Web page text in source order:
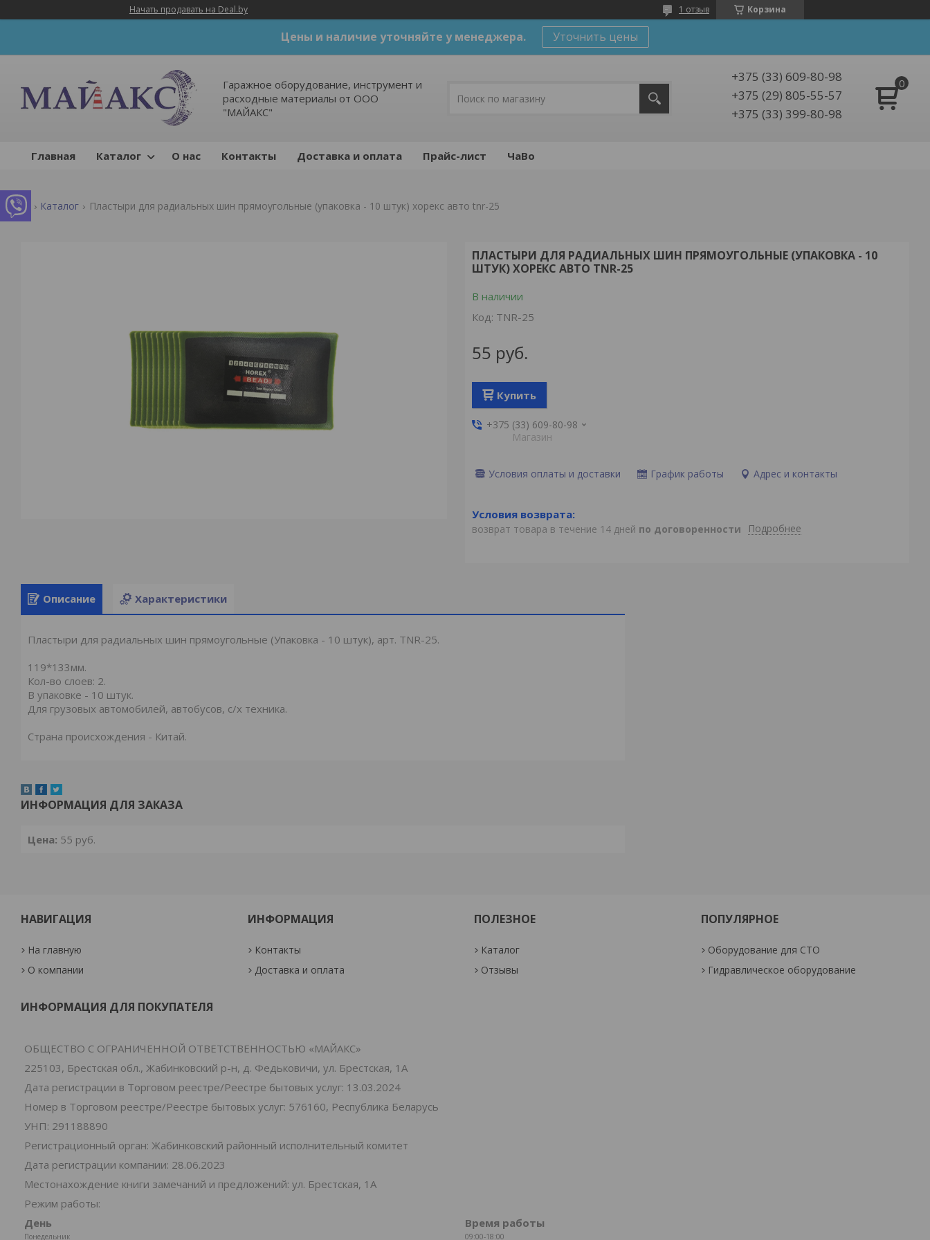
Начать продавать на Deal.by Корзина
1 отзыв
Цены и наличие уточняйте у менеджера. Уточнить цены
Гаражное оборудование, инструмент и
расходные материалы от ООО
"МАЙАКС"
+375 (33) 609-80-98
+375 (29) 805-55-57
+375 (33) 399-80-98
Главная Каталог О нас Контакты Доставка и оплата Прайс-лист ЧаВо
Каталог Пластыри для радиальных шин прямоугольные (упаковка - 10 штук) хорекс авто tnr-25
ПЛАСТЫРИ ДЛЯ РАДИАЛЬНЫХ ШИН ПРЯМОУГОЛЬНЫЕ (УПАКОВКА - 10
ШТУК) ХОРЕКС АВТО TNR-25
В наличии
Код: TNR-25
55 руб.
Купить
+375 (33) 609-80-98
Магазин
Условия оплаты и доставки График работы Адрес и контакты
возврат товара в течение 14 дней по договоренности Подробнее
Описание Характеристики
Пластыри для радиальных шин прямоугольные (Упаковка - 10 штук), арт. TNR-25.
119*133мм.
Кол-во слоев: 2.
В упаковке - 10 штук.
Для грузовых автомобилей, автобусов, с/x техника.
Страна происхождения - Китай.
ИНФОРМАЦИЯ ДЛЯ ЗАКАЗА
Цена: 55 руб.
НАВИГАЦИЯ
На главную
О компании
ИНФОРМАЦИЯ
Контакты
Доставка и оплата
ПОЛЕЗНОЕ
Каталог
Отзывы
ПОПУЛЯРНОЕ
Оборудование для СТО
Гидравлическое оборудование
ИНФОРМАЦИЯ ДЛЯ ПОКУПАТЕЛЯ
ОБЩЕСТВО С ОГРАНИЧЕННОЙ ОТВЕТСТВЕННОСТЬЮ «МАЙАКС»
225103, Брестская обл., Жабинковский р-н, д. Федьковичи, ул. Брестская, 1А
Дата регистрации в Торговом реестре/Реестре бытовых услуг: 13.03.2024
Номер в Торговом реестре/Реестре бытовых услуг: 576160, Республика Беларусь
УНП: 291188890
Регистрационный орган: Жабинковский районный исполнительный комитет
Дата регистрации компании: 28.06.2023
Местонахождение книги замечаний и предложений: ул. Брестская, 1А
Режим работы:
День
Время работы
Понедельник 09:00-18:00